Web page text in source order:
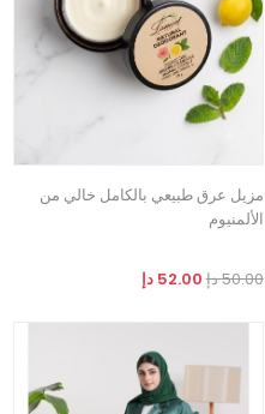
مزيل عرق طبيعي بالكامل خالي من
الألمنيوم
50.00 دإ 52.00 دإ